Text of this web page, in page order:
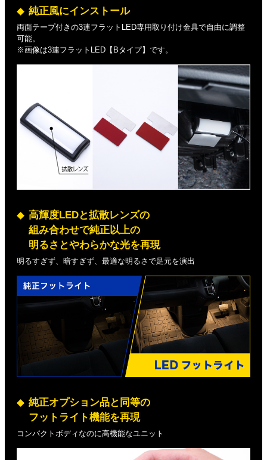
純正風にインストール
両面テープ付きの3連フラットLED専用取り付け金具で自由に調整
可能。
※画像は3連フラットLED【Bタイプ】です。
高輝度LEDと拡散レンズの
組み合わせで純正以上の
明るさとやわらかな光を再現
明るすぎず、暗すぎず、最適な明るさで足元を演出
純正オプション品と同等の
フットライト機能を再現
コンパクトボディなのに高機能なユニット